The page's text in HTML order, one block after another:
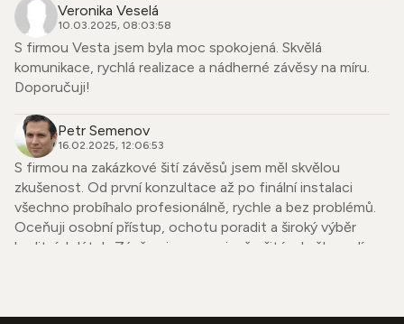
Veronika Veselá
10.03.2025, 08:03:58
S firmou Vesta jsem byla moc spokojená. Skvělá
komunikace, rychlá realizace a nádherné závěsy na míru.
Doporučuji!
Petr Semenov
16.02.2025, 12:06:53
S firmou na zakázkové šití závěsů jsem měl skvělou
zkušenost. Od první konzultace až po finální instalaci
všechno probíhalo profesionálně, rychle a bez problémů.
Oceňuji osobní přístup, ochotu poradit a široký výběr
kvalitních látek. Závěsy jsou precizně ušité, skvěle sedí a